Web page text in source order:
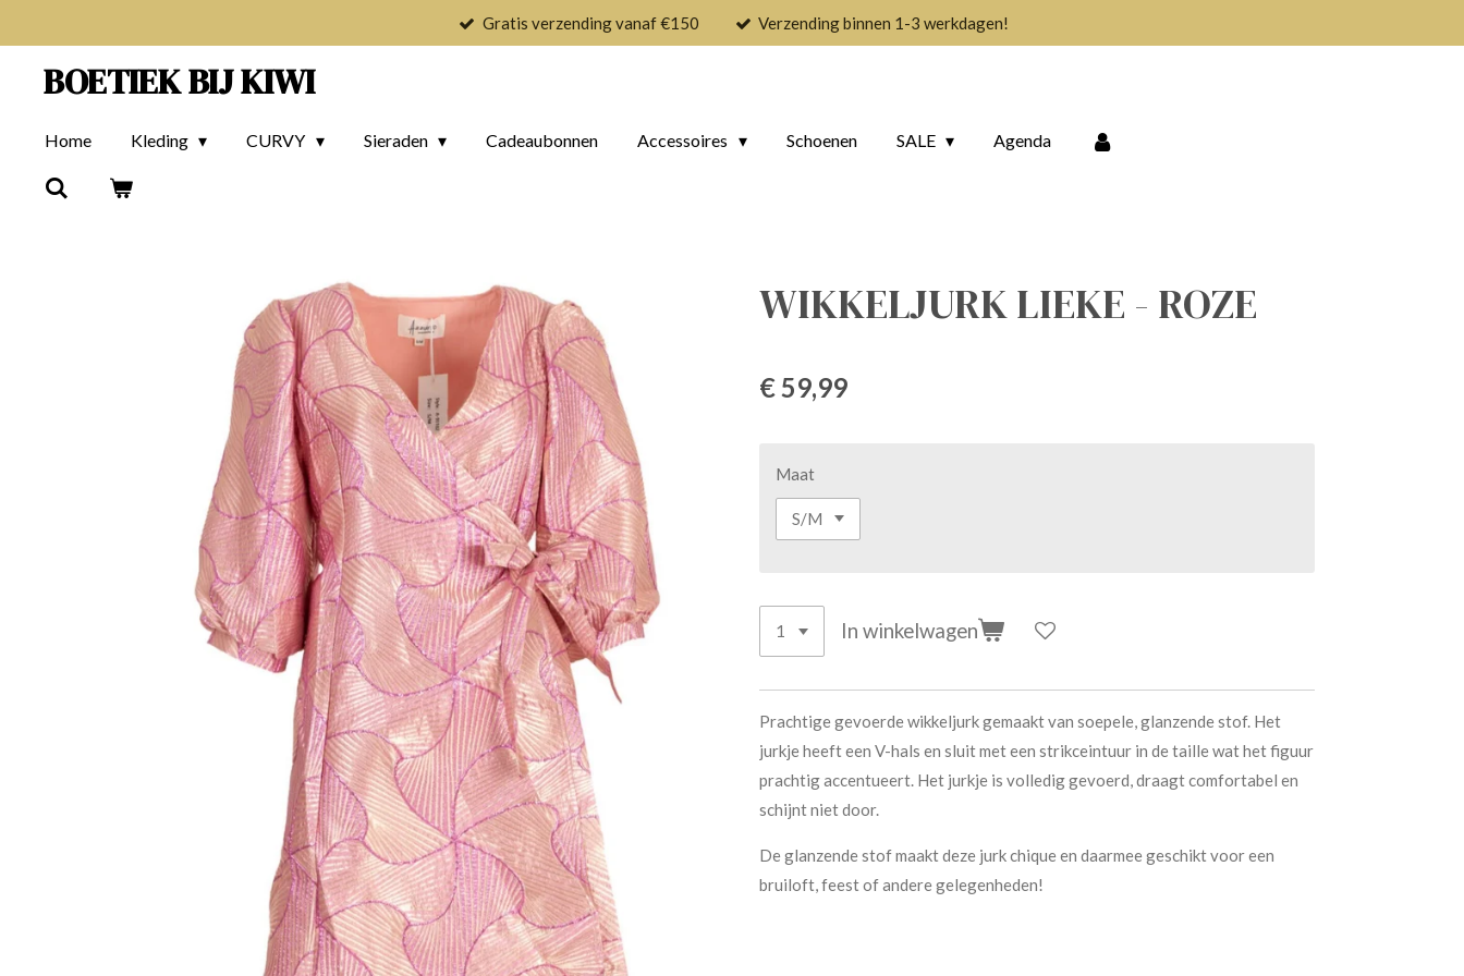
hoofdinhoud
Gratis verzending vanaf €150 Verzending binnen 1-3 werkdagen!
BOETIEK BIJ KIWI
Home Kleding CURVY Sieraden Cadeaubonnen Accessoires Schoenen SALE Agenda
WIKKELJURK LIEKE - ROZE
€ 59,99
Maat
In winkelwagen
Prachtige gevoerde wikkeljurk gemaakt van soepele, glanzende stof. Het
jurkje heeft een V-hals en sluit met een strikceintuur in de taille wat het figuur
prachtig accentueert. Het jurkje is volledig gevoerd, draagt comfortabel en
schijnt niet door.
De glanzende stof maakt deze jurk chique en daarmee geschikt voor een
bruiloft, feest of andere gelegenheden!